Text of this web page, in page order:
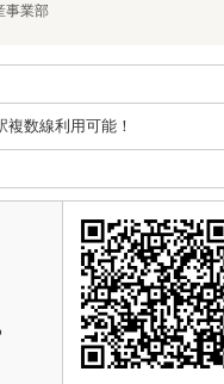
業部
数線利用可能！